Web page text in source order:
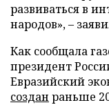
развиваться в
народов», –
Как сообщала
президент
Евразийский
создан раньше